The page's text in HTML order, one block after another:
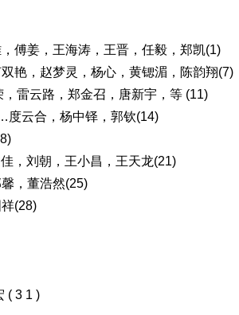
傅姜，王海涛，王晋，任毅，郑凯(1)
艳，赵梦灵，杨心，黄锶湄，陈韵翔(7)
雷云路，郑金召，唐新宇，等 (11)
云合，杨中铎，郭钦(14)
，刘朝，王小昌，王天龙(21)
，董浩然(25)
(28)
( 3 1 )